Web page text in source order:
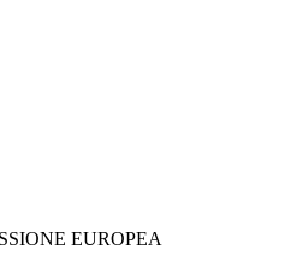
EUROPEA